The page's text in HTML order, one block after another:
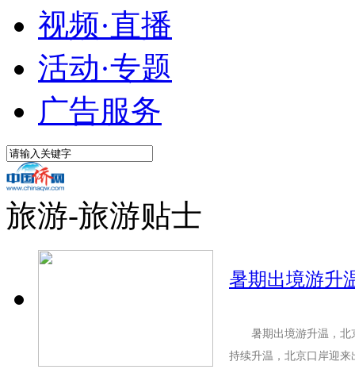
视频·直播
活动·专题
广告服务
旅游-旅游贴士
暑期出境游升
暑期出境游升温，北
持续升温，北京口岸迎